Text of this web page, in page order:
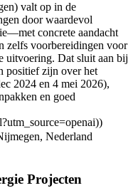
valt op in de
door waardevol
concrete aandacht
zelfs voorbereidingen voor
uitvoering. Dat sluit aan bij
positief zijn over het
2024 en 4 mei 2026),
en goed
Nederland
Projecten